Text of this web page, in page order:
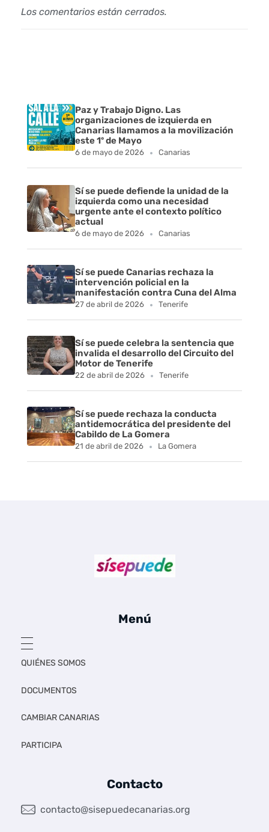
Los comentarios están cerrados.
Paz y Trabajo Digno. Las
organizaciones de izquierda en
Canarias llamamos a la movilización
este 1º de Mayo
6 de mayo de 2026 Canarias
Sí se puede defiende la unidad de la
izquierda como una necesidad
urgente ante el contexto político
actual
6 de mayo de 2026 Canarias
Sí se puede Canarias rechaza la
intervención policial en la
manifestación contra Cuna del Alma
27 de abril de 2026 Tenerife
Sí se puede celebra la sentencia que
invalida el desarrollo del Circuito del
Motor de Tenerife
22 de abril de 2026 Tenerife
Sí se puede rechaza la conducta
antidemocrática del presidente del
Cabildo de La Gomera
21 de abril de 2026 La Gomera
Menú
QUIÉNES SOMOS
DOCUMENTOS
CAMBIAR CANARIAS
PARTICIPA
Contacto
contacto@sisepuedecanarias.org